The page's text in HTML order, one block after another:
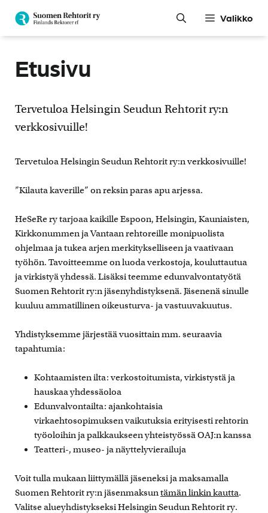
sisältöön
Valikko
Etusivu
Tervetuloa Helsingin Seudun Rehtorit ry:n
verkkosivuille!
Tervetuloa Helsingin Seudun Rehtorit ry:n verkkosivuille!
”Kilauta kaverille” on reksin paras apu arjessa.
HeSeRe ry tarjoaa kaikille Espoon, Helsingin, Kauniaisten,
Kirkkonummen ja Vantaan rehtoreille monipuolista
ohjelmaa ja tukea arjen merkitykselliseen ja vaativaan
työhön. Tavoitteemme on luoda verkostoja, kouluttautua
ja virkistyä yhdessä. Lisäksi teemme edunvalvontatyötä
Suomen Rehtorit ry:n jäsenyhdistyksenä. Jäsenenä sinulle
kuuluu ammatillinen oikeusturva- ja vastuuvakuutus.
Yhdistyksemme järjestää vuosittain mm. seuraavia
tapahtumia:
Kohtaamisten ilta: verkostoitumista, virkistystä ja
hauskaa yhdessäoloa
Edunvalvontailta: ajankohtaisia
virkaehtosopimuksen vaikutuksia erityisesti rehtorin
työoloihin ja palkkaukseen yhteistyössä OAJ:n kanssa
Teatteri-, museo- ja näyttelyvierailuja
Voit tulla mukaan liittymällä jäseneksi ja maksamalla
Suomen Rehtorit ry:n jäsenmaksuntämän linkin kautta.
Valitse alueyhdistykseksi Helsingin Seudun Rehtorit ry.